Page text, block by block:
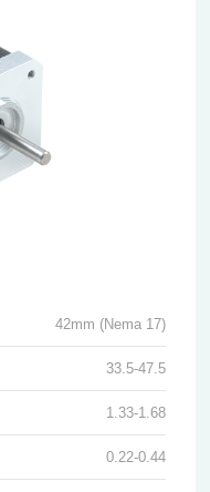
42mm (Nema 17)
33.5-47.5
1.33-1.68
0.22-0.44